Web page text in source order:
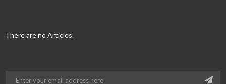
There are no Articles.